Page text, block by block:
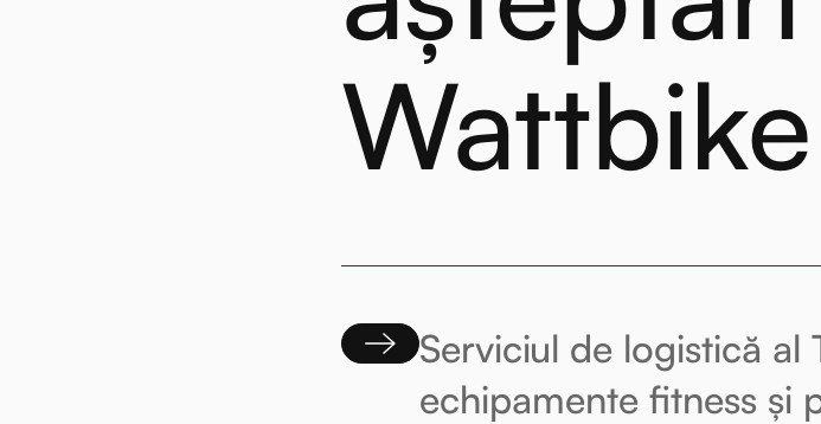
Wattbike
Serviciul de logistică
echipamente fitness și